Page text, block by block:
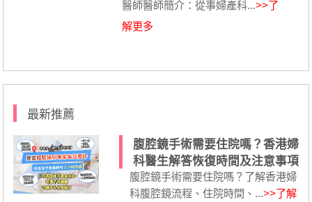
醫師醫師簡介：從事婦產科...>>了
解更多
最新推薦
腹腔鏡手術需要住院嗎？香港婦
科醫生解答恢復時間及注意事項
腹腔鏡手術需要住院嗎？了解香港婦
科腹腔鏡流程、住院時間、...>>了解